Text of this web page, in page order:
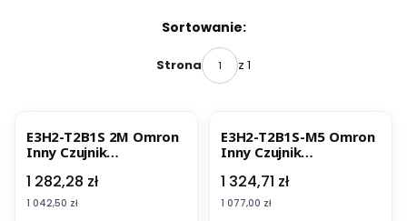
Sortowanie:
Strona z 1
E3H2-T2B1S 2M Omron
Inny Czujnik
Cena
1 282,28 zł
Cena
1 042,50 zł
E3H2-T2B1S-M5 Omron
Inny Czujnik
Cena
1 324,71 zł
Cena
1 077,00 zł